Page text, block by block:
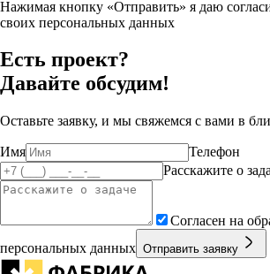
Нажимая кнопку «Отправить» я даю
своих персональных данных
Есть проект?
Давайте обсудим!
Оставьте заявку, и мы свяжемся с вами в
Имя
Телефон
Расскажите о
Согласен на
персональных данных Отправить заявку